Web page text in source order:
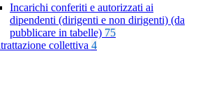
Incarichi conferiti e autorizzati ai
dipendenti (dirigenti e non dirigenti) (da
pubblicare in tabelle) 75
collettiva 4